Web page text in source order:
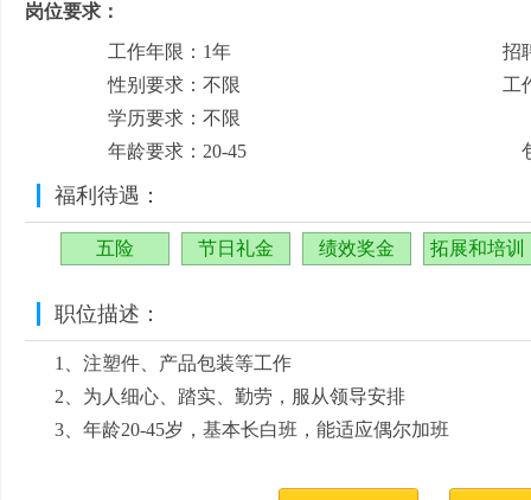
岗位要求：
工作年限：1年
性别要求：不限
学历要求：不限
年龄要求：20-45
招
工
福利待遇：
五险 节日礼金 绩效奖金 拓展和培训
职位描述：
1、注塑件、产品包装等工作
2、为人细心、踏实、勤劳，服从领导安排
3、年龄20-45岁，基本长白班，能适应偶尔加班